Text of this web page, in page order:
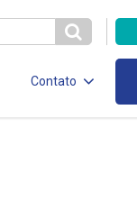
Contato